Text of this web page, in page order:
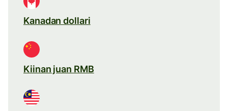
Kanadan dollari
Kiinan juan RMB